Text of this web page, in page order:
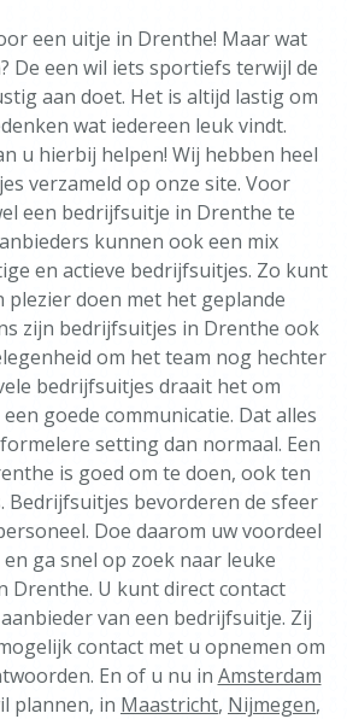
een uitje in Drenthe! Maar wat
De een wil iets sportiefs terwijl de
aan doet. Het is altijd lastig om
wat iedereen leuk vindt.
u hierbij helpen! Wij hebben heel
verzameld op onze site. Voor
een bedrijfsuitje in Drenthe te
kunnen ook een mix
en actieve bedrijfsuitjes. Zo kunt
plezier doen met het geplande
zijn bedrijfsuitjes in Drenthe ook
om het team nog hechter
bedrijfsuitjes draait het om
goede communicatie. Dat alles
setting dan normaal. Een
is goed om te doen, ook ten
Bedrijfsuitjes bevorderen de sfeer
Doe daarom uw voordeel
ga snel op zoek naar leuke
Drenthe. U kunt direct contact
van een bedrijfsuitje. Zij
contact met u opnemen om
En of u nu in Amsterdam
plannen, in Maastricht, Nijmegen,